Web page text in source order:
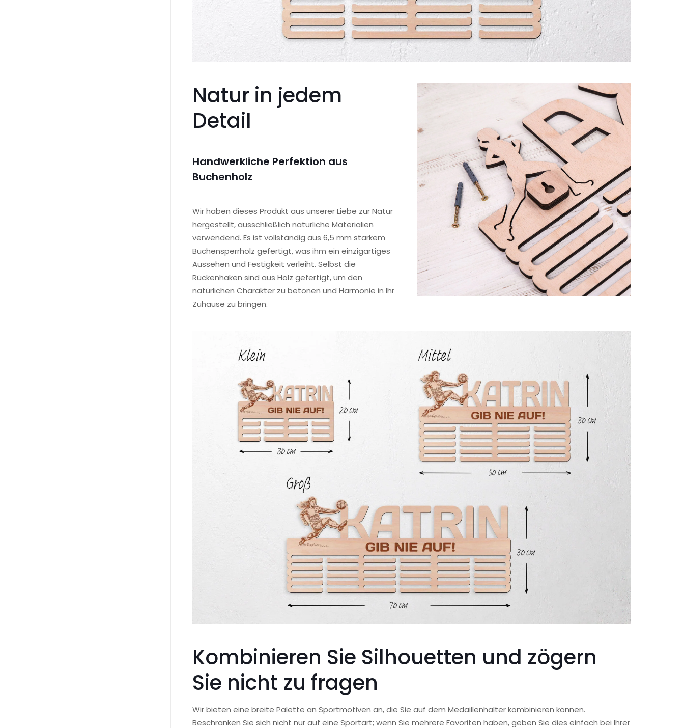
Natur in jedem
Detail
Handwerkliche Perfektion aus
Buchenholz
Wir haben dieses Produkt aus unserer Liebe zur Natur
hergestellt, ausschließlich natürliche Materialien
verwendend. Es ist vollständig aus 6,5 mm starkem
Buchensperrholz gefertigt, was ihm ein einzigartiges
Aussehen und Festigkeit verleiht. Selbst die
Rückenhaken sind aus Holz gefertigt, um den
natürlichen Charakter zu betonen und Harmonie in Ihr
Zuhause zu bringen.
Kombinieren Sie Silhouetten und zögern
Sie nicht zu fragen
Wir bieten eine breite Palette an Sportmotiven an, die Sie auf dem Medaillenhalter kombinieren können.
Beschränken Sie sich nicht nur auf eine Sportart; wenn Sie mehrere Favoriten haben, geben Sie dies einfach bei Ihrer